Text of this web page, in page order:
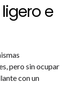
e
pero sin ocupar
con un